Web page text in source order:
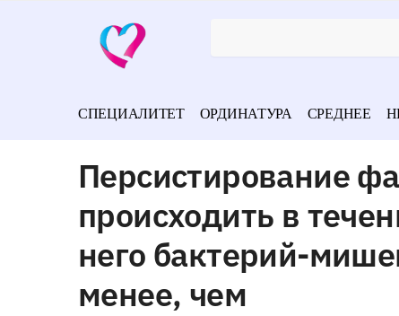
СПЕЦИАЛИТЕТ ОРДИНАТУРА СРЕДНЕЕ
Персистирование
происходить в
него бактерий-
менее, чем